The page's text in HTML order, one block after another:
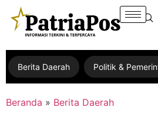
Berita Daerah Politik &
Beranda » Berita Daerah